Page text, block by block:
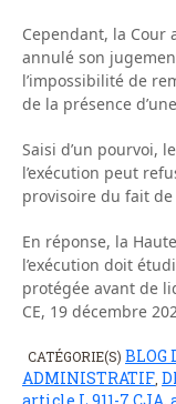
Cependant, la Cour
annulé son
l’impossibilité de
de la présence
Saisi d’un pourvoi,
l’exécution peut
provisoire du fait de
En réponse, la
l’exécution doit
protégée avant de
CE, 19 décembre
CATÉGORIE(S) BLOG
ADMINISTRATIF